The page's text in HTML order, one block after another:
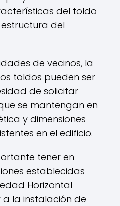
del toldo
del
de vecinos, la
toldos pueden ser
de solicitar
se mantengan en
y dimensiones
en el edificio.
tener en
establecidas
Horizontal
la instalación de